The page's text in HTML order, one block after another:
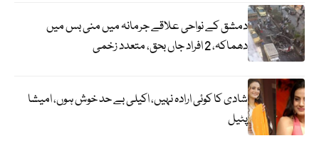
دمشق کے نواحی علاقے جرمانہ میں منی بس میں
دھماکہ، 2 افراد جاں بحق، متعدد زخمی
شادی کا کوئی ارادہ نہیں، اکیلی بے حد خوش ہوں، امیشا
پٹیل